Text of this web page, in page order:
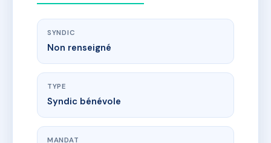
SYNDIC
Non renseigné
TYPE
Syndic bénévole
MANDAT